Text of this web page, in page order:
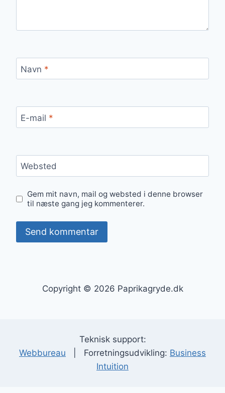
Navn *
E-mail *
Websted
Gem mit navn, mail og websted i denne browser
til næste gang jeg kommenterer.
Copyright © 2026 Paprikagryde.dk
Teknisk support:
Webbureau | Forretningsudvikling: Business
Intuition